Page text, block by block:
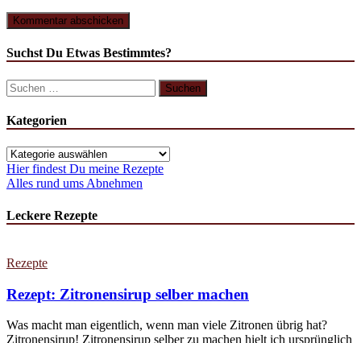
Suchst Du Etwas Bestimmtes?
Suchen
nach:
Kategorien
Kategorien
Hier findest Du meine Rezepte
Alles rund ums Abnehmen
Leckere Rezepte
Rezepte
Rezept: Zitronensirup selber machen
Was macht man eigentlich, wenn man viele Zitronen übrig hat?
Zitronensirup! Zitronensirup selber zu machen hielt ich ursprünglich